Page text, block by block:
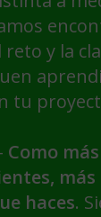
reto y la
tu
Como
haces.